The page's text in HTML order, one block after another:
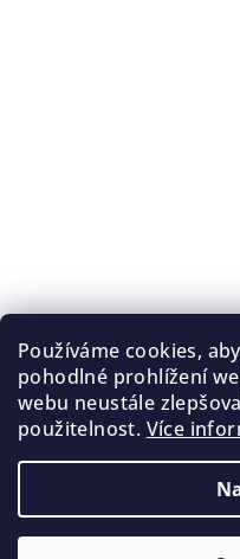
Používáme cookies,
pohodlné prohlížení
webu neustále
použitelnost. Více